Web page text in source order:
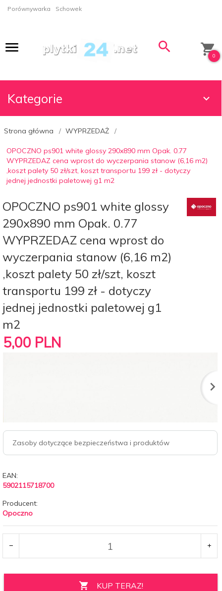
Porównywarka Schowek
0
Kategorie
Strona główna WYPRZEDAŻ
OPOCZNO ps901 white glossy 290x890 mm Opak. 0.77
WYPRZEDAZ cena wprost do wyczerpania stanow (6,16 m2)
,koszt palety 50 zł/szt, koszt transportu 199 zł - dotyczy
jednej jednostki paletowej g1 m2
OPOCZNO ps901 white glossy
290x890 mm Opak. 0.77
WYPRZEDAZ cena wprost do
wyczerpania stanow (6,16 m2)
,koszt palety 50 zł/szt, koszt
transportu 199 zł - dotyczy
jednej jednostki paletowej g1
m2
5,00 PLN
Zasoby dotyczące bezpieczeństwa i produktów
EAN:
5902115718700
Producent:
Opoczno
KUP TERAZ!